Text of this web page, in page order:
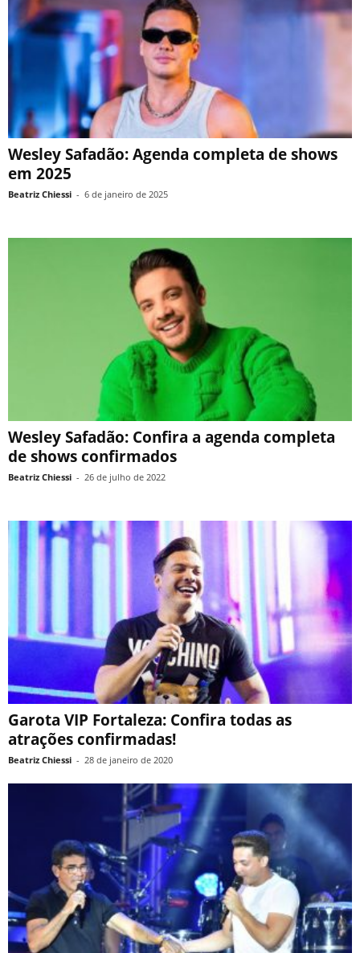
Wesley Safadão: Agenda completa de shows
em 2025
Beatriz Chiessi - 6 de janeiro de 2025
Wesley Safadão: Confira a agenda completa
de shows confirmados
Beatriz Chiessi - 26 de julho de 2022
Garota VIP Fortaleza: Confira todas as
atrações confirmadas!
Beatriz Chiessi - 28 de janeiro de 2020